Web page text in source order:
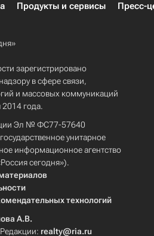
Продукты и сервисы Пресс-
зарегистрировано
в сфере связи,
и массовых коммуникаций
года.
Эл № ФС77-57640
унитарное
информационное агентство
сегодня»).
технологий
А.В.
realty@ria.ru